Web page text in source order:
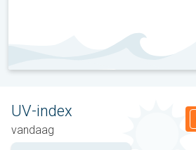
UV-index
vandaag